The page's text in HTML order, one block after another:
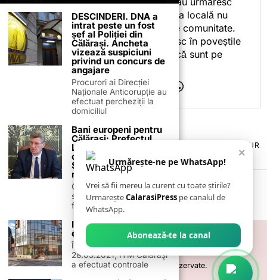
ceea ce fac. Pentru că presa locală nu
este despre mine, ci despre comunitate.
Iar dacă oamenii se regăsesc în poveștile
pe care le spun, înseamnă că sunt pe
drumul bun.
TERMENI ȘI CONDIȚII
POLITICA DE ANULARE & RETUR
PUBLICITATE ONLINE & TIPĂRITĂ
CONTACT
ZIARUL ANUNȚUL CĂLĂRĂȘEAN
© 2026- Toate drepturile sunt rezervate.
×
Urmărește-ne pe WhatsApp!
Vrei să fii mereu la curent cu toate știrile?
UrmareșteCalarasiPress pe canalul de
WhatsApp.
Abonează-te la canal
DESCINDERI. DNA a
intrat peste un fost
șef al Poliției din
Călărași. Ancheta
vizează suspiciuni
privind un concurs de
angajare
Procurori ai Direcției
Naționale Anticorupție au
efectuat percheziții la
domiciliul
Bani europeni pentru
Călărași: Prefectul
Laurențiu State anunță
colaborarea cu ADR
Sud-Muntenia pentru
noi finanțări
Călărașul se pregătește
să intre pe harta
finanțărilor europene, cu
ITM Călărași a
efectuat noi controale
În sãptãmâna 24 –
28.05.2021, ITM Cãlãraşi
a efectuat controale